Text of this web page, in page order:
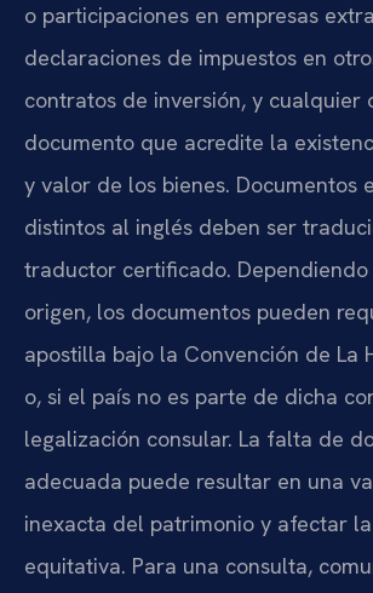
o participaciones en empresas
declaraciones de impuestos en
contratos de inversión, y cualquier
documento que acredite la
y valor de los bienes. Documentos
distintos al inglés deben ser
traductor certificado.
origen, los documentos pueden
apostilla bajo la Convención de La
o, si el país no es parte de dicha
legalización consular. La falta de
adecuada puede resultar en una
inexacta del patrimonio y afectar
equitativa. Para una consulta,